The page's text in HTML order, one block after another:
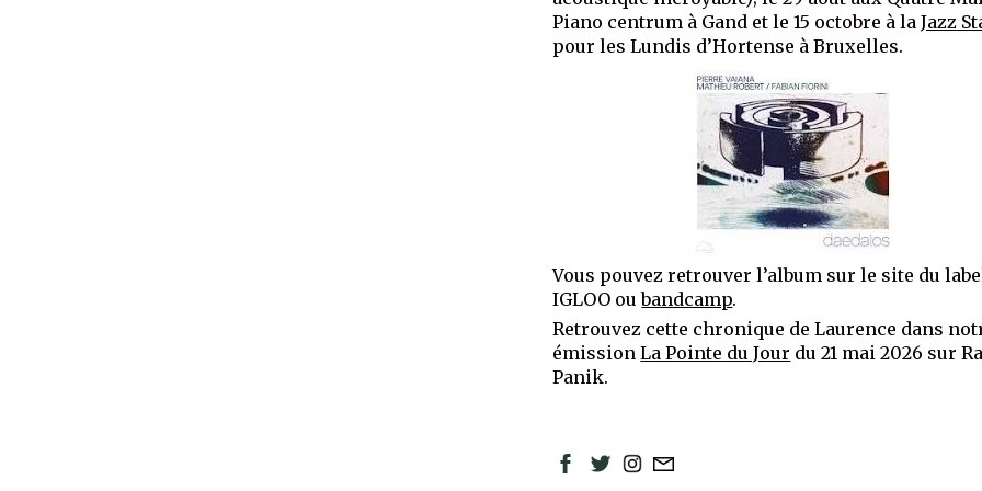
Piano centrum à Gand et le 15 octobre à laJazz
pour les Lundis d’Hortense à Bruxelles.
Vous pouvez retrouver l’album sur le site du
IGLOO oubandcamp.
Retrouvez cette chronique de Laurence dans
émissionLa Pointe du Jour du 21 mai 2026 sur
Panik.